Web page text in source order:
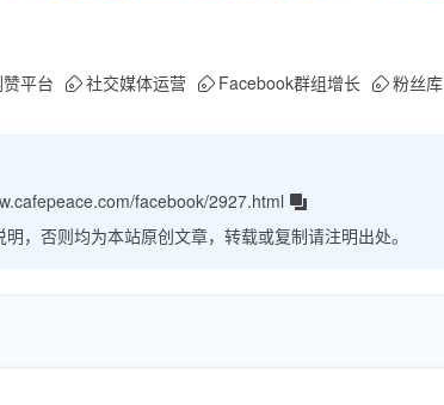
赞平台 社交媒体运营 Facebook群组增长 粉丝库
facebook/2927.html
明，否则均为本站原创文章，转载或复制请注明出处。